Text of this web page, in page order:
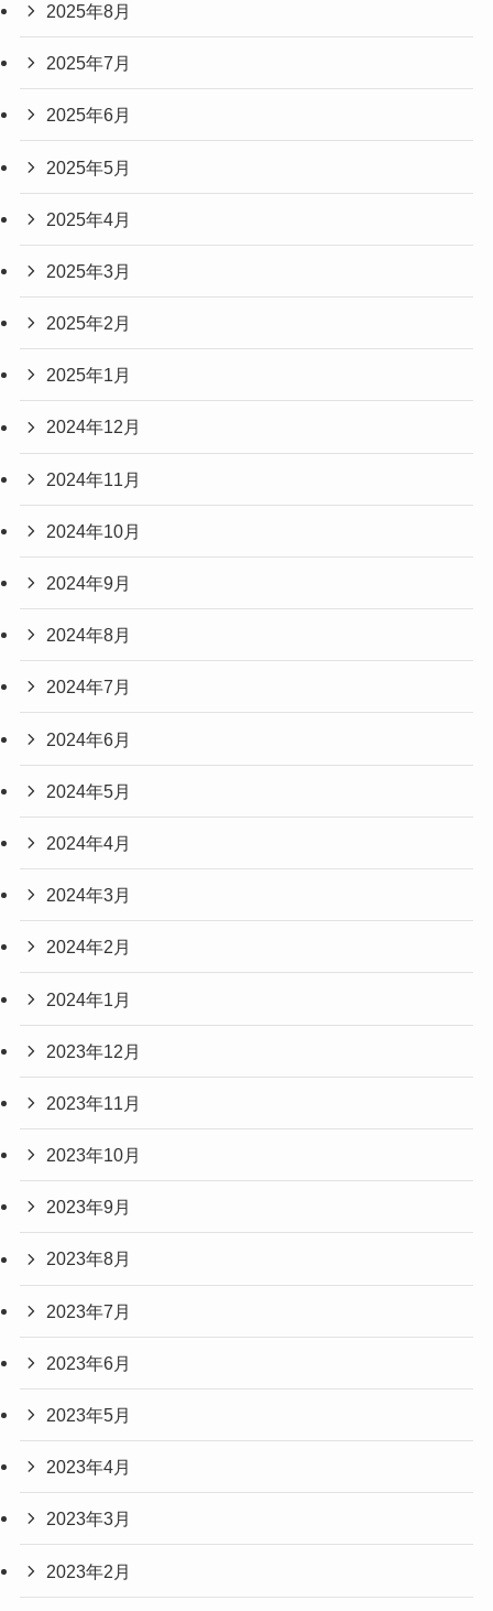
2025年8月
2025年7月
2025年6月
2025年5月
2025年4月
2025年3月
2025年2月
2025年1月
2024年12月
2024年11月
2024年10月
2024年9月
2024年8月
2024年7月
2024年6月
2024年5月
2024年4月
2024年3月
2024年2月
2024年1月
2023年12月
2023年11月
2023年10月
2023年9月
2023年8月
2023年7月
2023年6月
2023年5月
2023年4月
2023年3月
2023年2月